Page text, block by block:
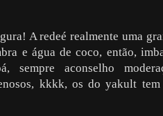
A redeé realmente uma
e água de coco, então,
sempre aconselho
kkkk, os do yakult tem